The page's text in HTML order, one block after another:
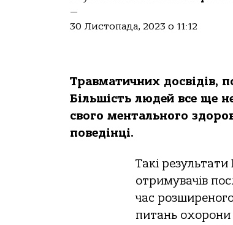
—
30 Листопада, 2023 о 11:12
Травматичних досвідів,
Більшість людей все ще
свого ментального
поведінці.
Такі
отримувачів
час
питань охорони